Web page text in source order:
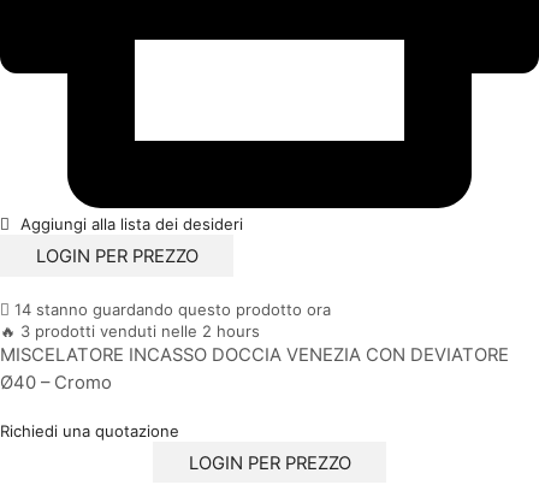
Aggiungi alla lista dei desideri
LOGIN PER PREZZO
14 stanno guardando questo prodotto ora
🔥 3 prodotti venduti nelle 2 hours
MISCELATORE INCASSO DOCCIA VENEZIA CON DEVIATORE
Ø40 – Cromo
Richiedi una quotazione
LOGIN PER PREZZO